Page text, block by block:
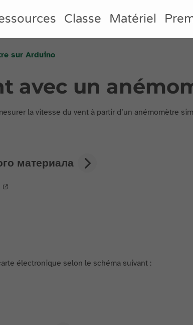
Classe Matériel
sur Arduino
avec un
la vitesse du vent à partir d’un anémomètre
материала
électronique selon le schéma suivant :